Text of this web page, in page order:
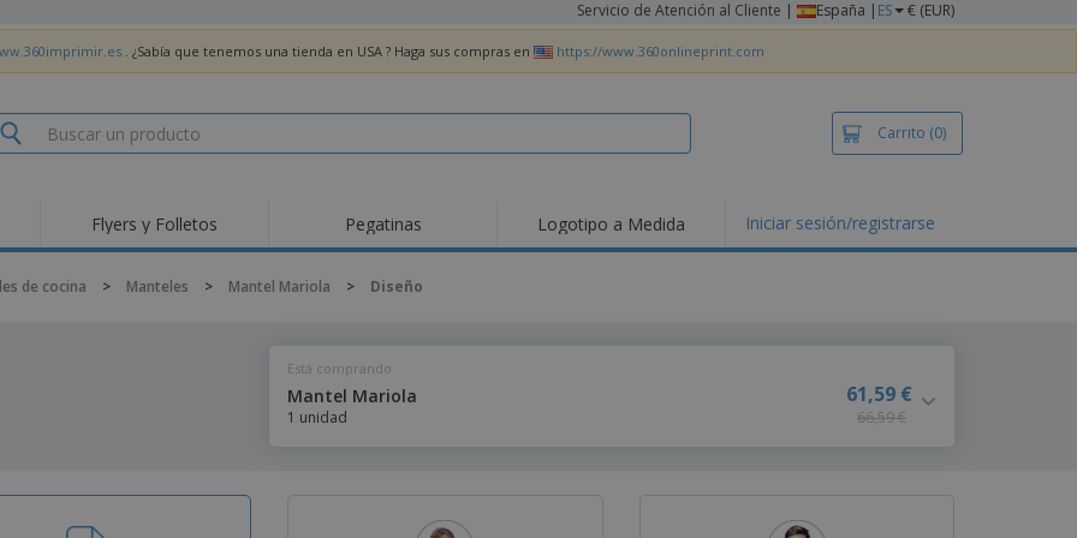
Servicio de Atención al Cliente | España | ES € (EUR)
. ¿Sabía que tenemos una tienda en USA ? Haga sus compras en https://www.360onlineprint.com
Carrito (0)
Tendencias
Expositores
Pósters
Nuevos productos
alimentos
Desechables
Relojes de pulsera
Medallas
personalizados
Flyers y Folletos Pegatinas Logotipo a Medida Iniciar sesión/registrarse
de cocina > Manteles > Mantel Mariola > Diseño
Está comprando
Mantel Mariola
1 unidad
61,59 €
66,59 €